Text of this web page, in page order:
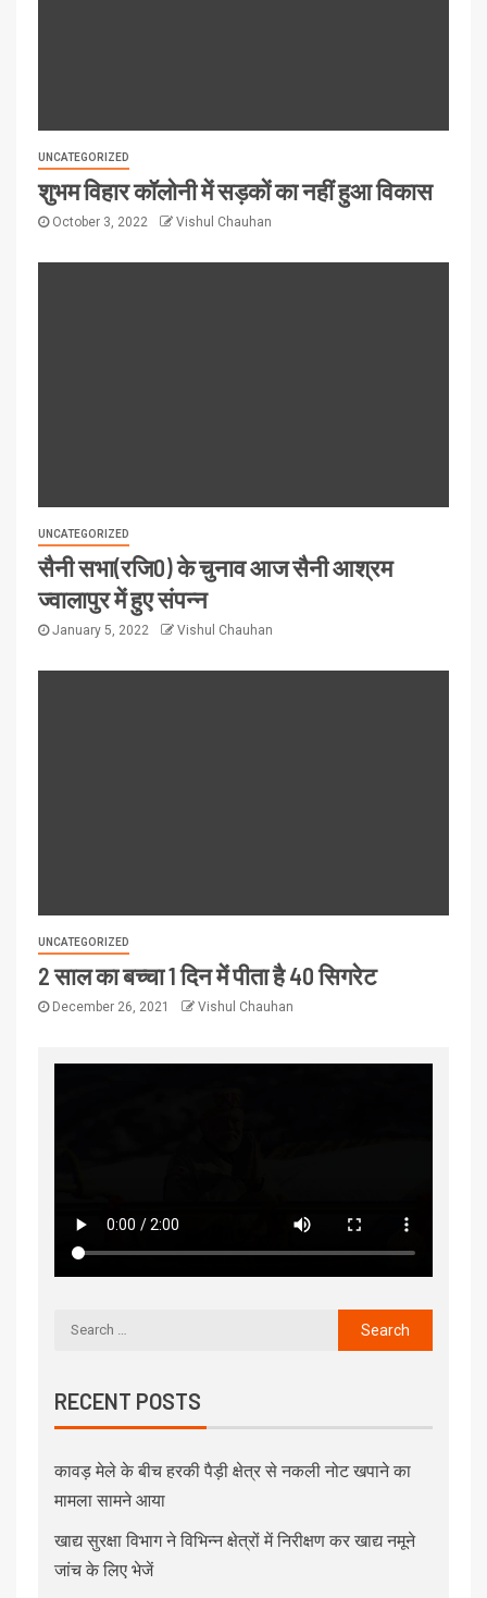
UNCATEGORIZED
शुभम विहार कॉलोनी में सड़कों का नहीं हुआ विकास
October 3, 2022 Vishul Chauhan
UNCATEGORIZED
सैनी सभा(रजि0) के चुनाव आज सैनी आश्रम
ज्वालापुर में हुए संपन्न
January 5, 2022 Vishul Chauhan
UNCATEGORIZED
2 साल का बच्चा 1 दिन में पीता है 40 सिगरेट
December 26, 2021 Vishul Chauhan
RECENT POSTS
कावड़ मेले के बीच हरकी पैड़ी क्षेत्र से नकली नोट खपाने का
मामला सामने आया
खाद्य सुरक्षा विभाग ने विभिन्न क्षेत्रों में निरीक्षण कर खाद्य नमूने
जांच के लिए भेजें